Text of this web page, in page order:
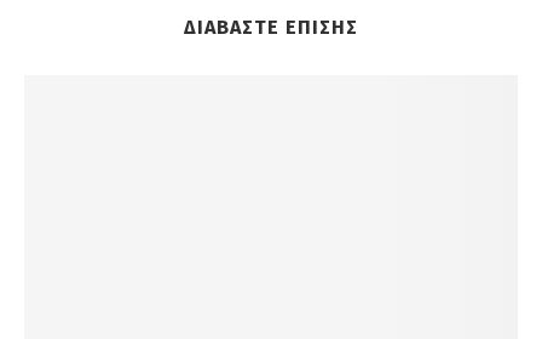
ΔΙΑΒΑΣΤΕ ΕΠΙΣΗΣ